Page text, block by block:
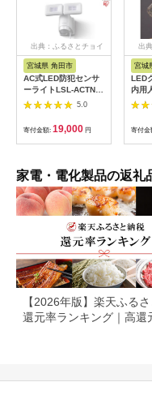
出典：ふるさとチョイ
ス
宮城県 角田市
AC式LED防犯センサ
ーライトLSL-ACTN-
1200
5.0
寄付金額: 19,000 円
出
宮城
LED
内用
イプ
寄付金
家電・電化製品の返礼
【2026年版】楽天ふる
還元率ランキング｜高還